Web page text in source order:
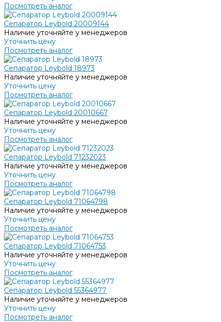
Посмотреть аналог
Сепаратор Leybold 20009144
Наличие уточняйте у менеджеров
Уточнить цену
Посмотреть аналог
Сепаратор Leybold 18973
Наличие уточняйте у менеджеров
Уточнить цену
Посмотреть аналог
Сепаратор Leybold 20010667
Наличие уточняйте у менеджеров
Уточнить цену
Посмотреть аналог
Сепаратор Leybold 71232023
Наличие уточняйте у менеджеров
Уточнить цену
Посмотреть аналог
Сепаратор Leybold 71064798
Наличие уточняйте у менеджеров
Уточнить цену
Посмотреть аналог
Сепаратор Leybold 71064753
Наличие уточняйте у менеджеров
Уточнить цену
Посмотреть аналог
Сепаратор Leybold 55364977
Наличие уточняйте у менеджеров
Уточнить цену
Посмотреть аналог